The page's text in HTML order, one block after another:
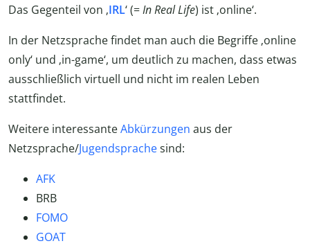
Das Gegenteil von ‚IRL‘ (=In Real Life) ist ‚online‘.
In der Netzsprache findet man auch die Begriffe ‚online
only‘ und ‚in-game‘, um deutlich zu machen, dass etwas
ausschließlich virtuell und nicht im realen Leben
stattfindet.
Weitere interessanteAbkürzungen aus der
Netzsprache/Jugendsprachesind:
AFK
BRB
FOMO
GOAT